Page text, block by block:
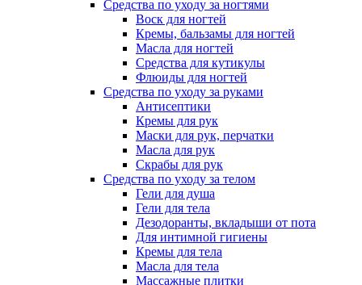
Средства по уходу за ногтями
Воск для ногтей
Кремы, бальзамы для ногтей
Масла для ногтей
Средства для кутикулы
Флюиды для ногтей
Средства по уходу за руками
Антисептики
Кремы для рук
Маски для рук, перчатки
Масла для рук
Скрабы для рук
Средства по уходу за телом
Гели для душа
Гели для тела
Дезодоранты, вкладыши от пота
Для интимной гигиены
Кремы для тела
Масла для тела
Массажные плитки